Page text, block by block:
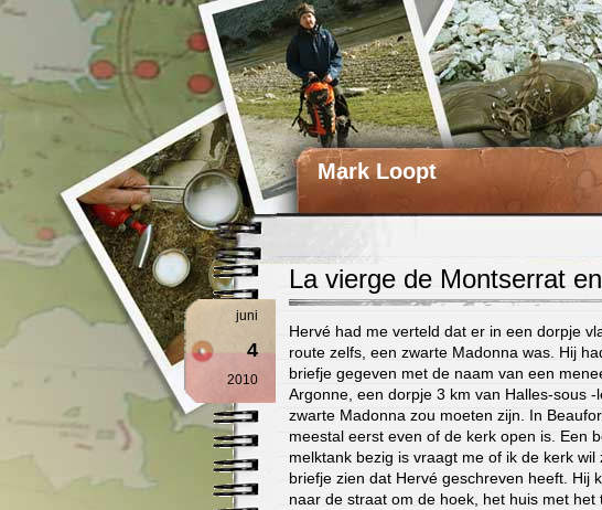
Mark Loopt
La vierge de Montserrat
juni
4
2010
Hervé had me verteld dat er in een dorpje
route zelfs, een zwarte Madonna was. Hij
briefje gegeven met de naam van een
Argonne, een dorpje 3 km van Halles-sous -
zwarte Madonna zou moeten zijn. In
meestal eerst even of de kerk open is. Een
melktank bezig is vraagt me of ik de kerk
briefje zien dat Hervé geschreven heeft. Hij
naar de straat om de hoek, het huis met het